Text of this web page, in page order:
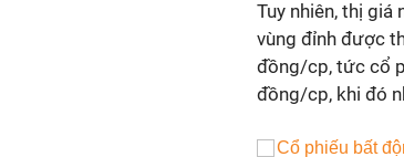
Tuy nhiên, thị giá
vùng đỉnh được
đồng/cp, tức cổ
đồng/cp, khi đó